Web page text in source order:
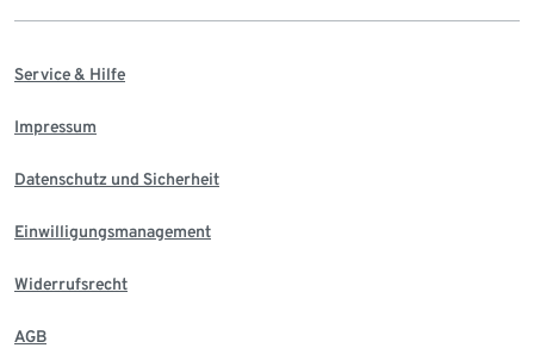
Service & Hilfe
Impressum
Datenschutz und Sicherheit
Einwilligungsmanagement
Widerrufsrecht
AGB